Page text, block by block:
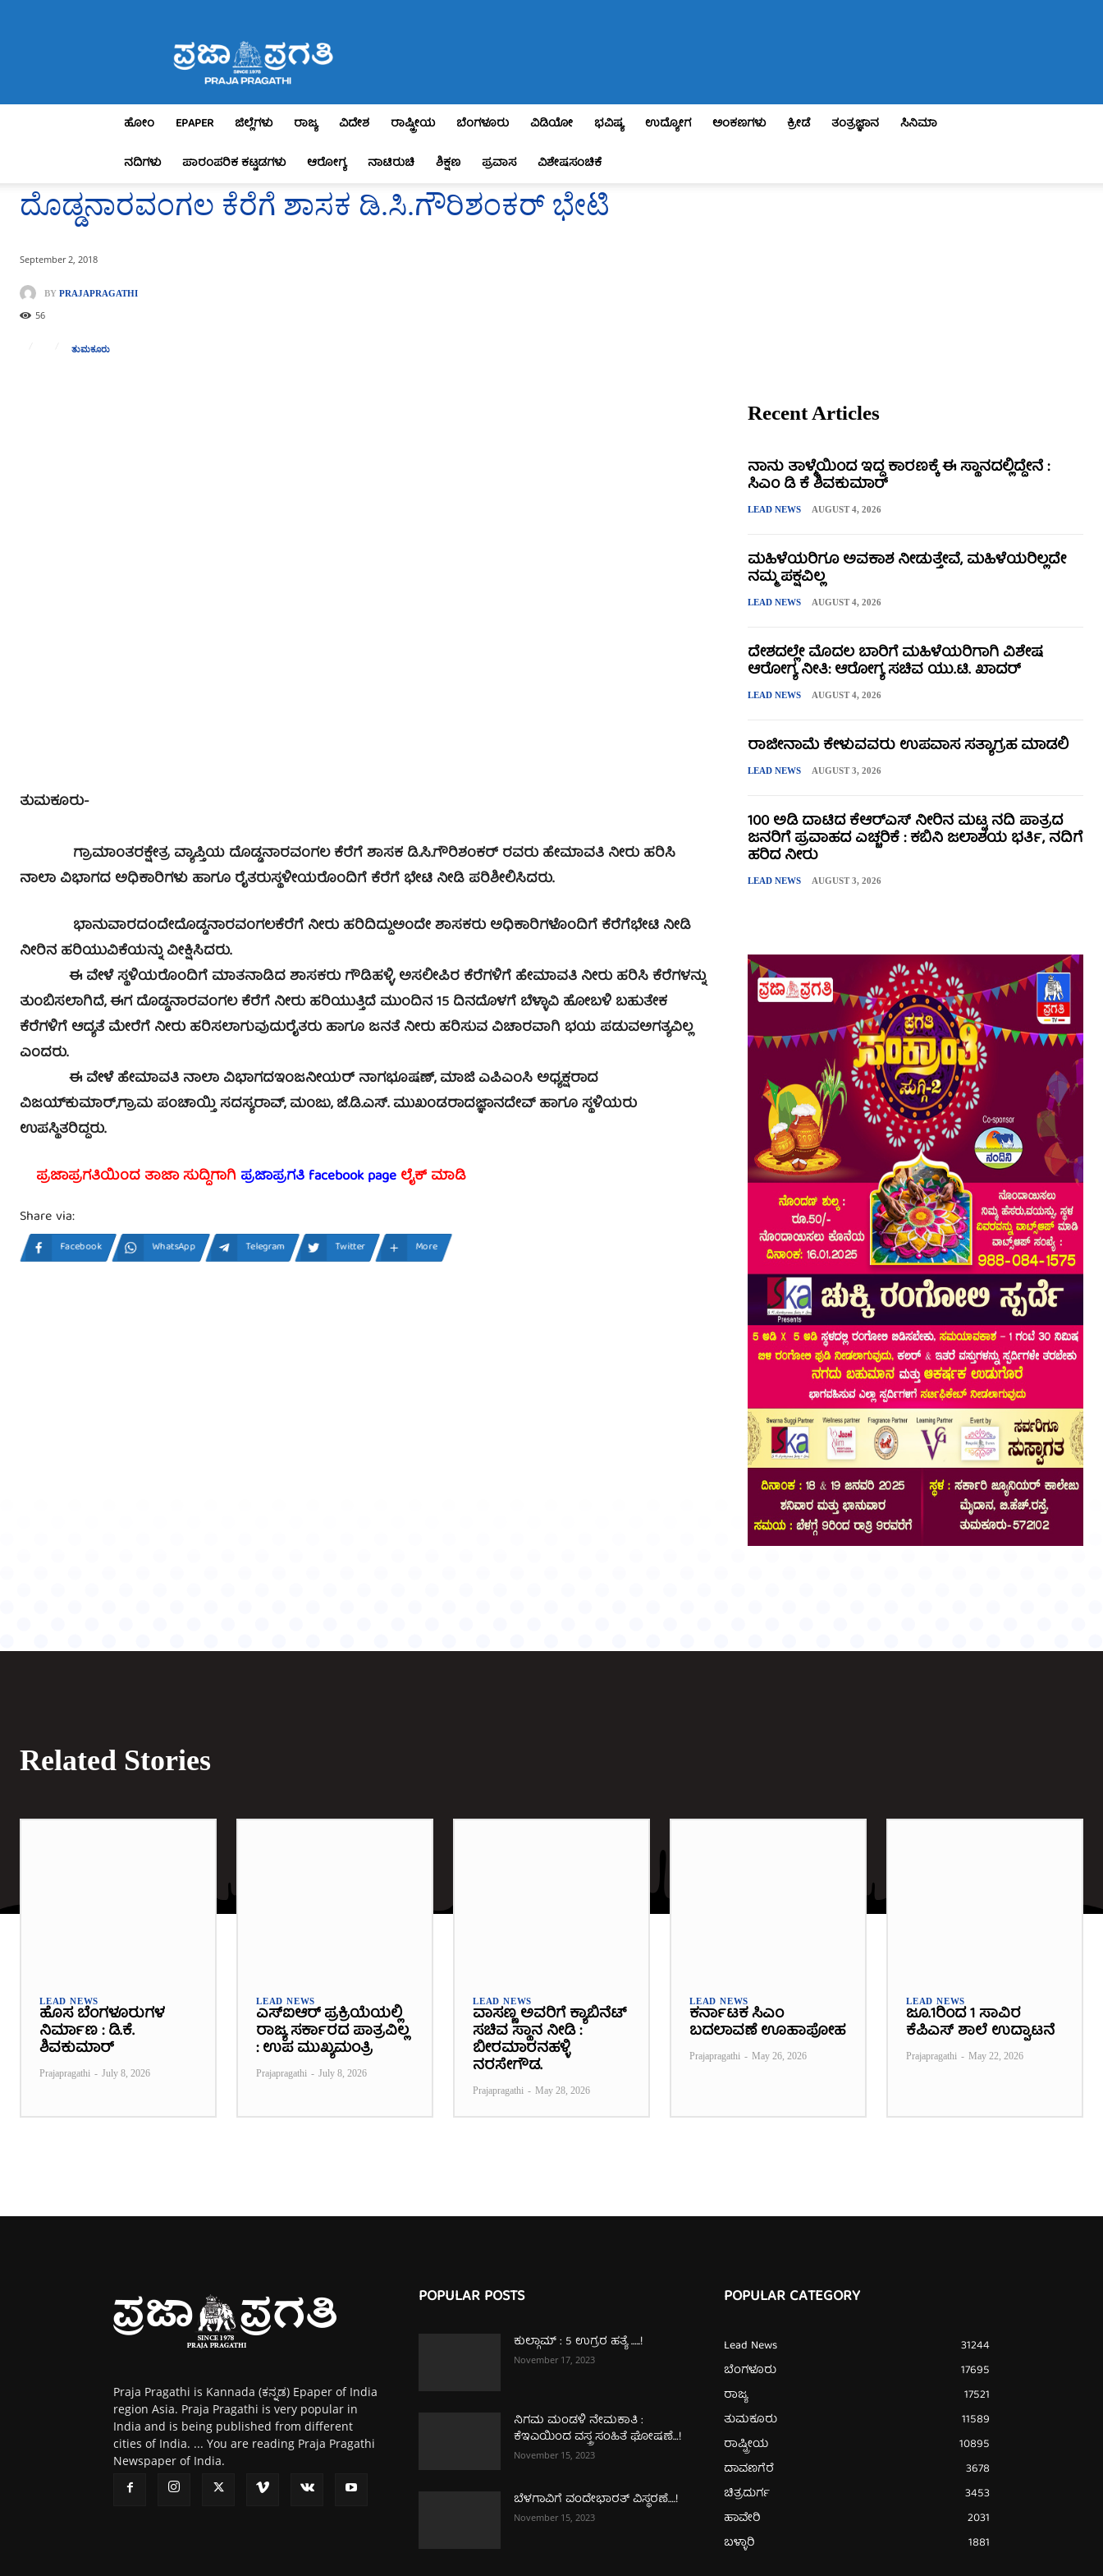
Pragathi
ಹೋಂ EPAPER ಜಿಲ್ಲೆಗಳು ರಾಜ್ಯ ವಿದೇಶ ರಾಷ್ಟ್ರೀಯ ಬೆಂಗಳೂರು ವಿಡಿಯೋ ಭವಿಷ್ಯ ಉದ್ಯೋಗ ಅಂಕಣಗಳು ಕ್ರೀಡೆ ತಂತ್ರಜ್ಞಾನ
ಸಿನಿಮಾ
ನದಿಗಳು
ಪಾರಂಪರಿಕ ಕಟ್ಟಡಗಳು ಆರೋಗ್ಯ ನಾಟಿರುಚಿ ಶಿಕ್ಷಣ ಪ್ರವಾಸ ವಿಶೇಷಸಂಚಿಕೆ
ದೊಡ್ಡನಾರವಂಗಲ ಕೆರೆಗೆ ಶಾಸಕ ಡಿ.ಸಿ.ಗೌರಿಶಂಕರ್ ಭೇಟಿ
September 2, 2018
BY PRAJAPRAGATHI
56
ತುಮಕೂರು
ತುಮಕೂರು-
ಗ್ರಾಮಾಂತರಕ್ಷೇತ್ರ ವ್ಯಾಪ್ತಿಯ ದೊಡ್ಡನಾರವಂಗಲ ಕೆರೆಗೆ ಶಾಸಕ ಡಿ.ಸಿ.ಗೌರಿಶಂಕರ್ ರವರು ಹೇಮಾವತಿ ನೀರು ಹರಿಸಿ
ನಾಲಾ ವಿಭಾಗದ ಅಧಿಕಾರಿಗಳು ಹಾಗೂ ರೈತರುಸ್ಥಳೀಯರೊಂದಿಗೆ ಕೆರೆಗೆ ಭೇಟಿ ನೀಡಿ ಪರಿಶೀಲಿಸಿದರು.
ಭಾನುವಾರದಂದೇದೊಡ್ಡನಾರವಂಗಲಕೆರೆಗೆ ನೀರು ಹರಿದಿದ್ದುಅಂದೇ ಶಾಸಕರು ಅಧಿಕಾರಿಗಳೊಂದಿಗೆ ಕೆರೆಗೆಭೇಟಿ ನೀಡಿ
ನೀರಿನ ಹರಿಯುವಿಕೆಯನ್ನು ವೀಕ್ಷಿಸಿದರು.
ಈ ವೇಳೆ ಸ್ಥಳಿಯರೊಂದಿಗೆ ಮಾತನಾಡಿದ ಶಾಸಕರು ಗೌಡಿಹಳ್ಳಿ, ಅಸಲೀಪಿರ ಕೆರೆಗಳಿಗೆ ಹೇಮಾವತಿ ನೀರು ಹರಿಸಿ ಕೆರೆಗಳನ್ನು
ತುಂಬಿಸಲಾಗಿದೆ, ಈಗ ದೊಡ್ಡನಾರವಂಗಲ ಕೆರೆಗೆ ನೀರು ಹರಿಯುತ್ತಿದೆ ಮುಂದಿನ 15 ದಿನದೊಳಗೆ ಬೆಳ್ಳಾವಿ ಹೋಬಳಿ ಬಹುತೇಕ
ಕೆರೆಗಳಿಗೆ ಆದ್ಯತೆ ಮೇರೆಗೆ ನೀರು ಹರಿಸಲಾಗುವುದುರೈತರು ಹಾಗೂ ಜನತೆ ನೀರು ಹರಿಸುವ ವಿಚಾರವಾಗಿ ಭಯ ಪಡುವಅಗತ್ಯವಿಲ್ಲ
ಎಂದರು.
ಈ ವೇಳೆ ಹೇಮಾವತಿ ನಾಲಾ ವಿಭಾಗದಇಂಜನೀಯರ್ ನಾಗಭೂಷಣ್, ಮಾಜಿ ಎಪಿಎಂಸಿ ಅಧ್ಯಕ್ಷರಾದ
ವಿಜಯ್‍ಕುಮಾರ್,ಗ್ರಾಮ ಪಂಚಾಯ್ತಿ ಸದಸ್ಯರಾವ್, ಮಂಜು, ಜೆ.ಡಿ.ಎಸ್. ಮುಖಂಡರಾದಜ್ಞಾನದೇವ್ ಹಾಗೂ ಸ್ಥಳಿಯರು
ಉಪಸ್ಥಿತರಿದ್ದರು.
ಪ್ರಜಾಪ್ರಗತಿಯಿಂದ ತಾಜಾ ಸುದ್ದಿಗಾಗಿ ಪ್ರಜಾಪ್ರಗತಿ facebook page ಲೈಕ್ ಮಾಡಿ
Share via:
Facebook WhatsApp Telegram Twitter More
Recent Articles
ನಾನು ತಾಳ್ಮೆಯಿಂದ ಇದ್ದ ಕಾರಣಕ್ಕೆ ಈ ಸ್ಥಾನದಲ್ಲಿದ್ದೇನೆ :
ಸಿಎಂ ಡಿ ಕೆ ಶಿವಕುಮಾರ್
LEAD NEWS AUGUST 4, 2026
ಮಹಿಳೆಯರಿಗೂ ಅವಕಾಶ ನೀಡುತ್ತೇವೆ, ಮಹಿಳೆಯರಿಲ್ಲದೇ
ನಮ್ಮ ಪಕ್ಷವಿಲ್ಲ
LEAD NEWS AUGUST 4, 2026
ದೇಶದಲ್ಲೇ ಮೊದಲ ಬಾರಿಗೆ ಮಹಿಳೆಯರಿಗಾಗಿ ವಿಶೇಷ
ಆರೋಗ್ಯ ನೀತಿ: ಆರೋಗ್ಯ ಸಚಿವ ಯು.ಟಿ. ಖಾದರ್
LEAD NEWS AUGUST 4, 2026
ರಾಜೀನಾಮೆ ಕೇಳುವವರು ಉಪವಾಸ ಸತ್ಯಾಗ್ರಹ ಮಾಡಲಿ
LEAD NEWS AUGUST 3, 2026
100 ಅಡಿ ದಾಟಿದ ಕೆಆರ್‌ಎಸ್ ನೀರಿನ ಮಟ್ಟ ನದಿ ಪಾತ್ರದ
ಜನರಿಗೆ ಪ್ರವಾಹದ ಎಚ್ಚರಿಕೆ : ಕಬಿನಿ ಜಲಾಶಯ ಭರ್ತಿ, ನದಿಗೆ
ಹರಿದ ನೀರು
LEAD NEWS AUGUST 3, 2026
Related Stories
LEAD NEWS
ಹೊಸ ಬೆಂಗಳೂರುಗಳ
ನಿರ್ಮಾಣ : ಡಿ.ಕೆ.
ಶಿವಕುಮಾರ್
Prajapragathi - July 8, 2026
LEAD NEWS
ಎಸ್‌ಐಆರ್ ಪ್ರಕ್ರಿಯೆಯಲ್ಲಿ
ರಾಜ್ಯ ಸರ್ಕಾರದ ಪಾತ್ರವಿಲ್ಲ
: ಉಪ ಮುಖ್ಯಮಂತ್ರಿ
Prajapragathi - July 8, 2026
LEAD NEWS
ವಾಸಣ್ಣ ಅವರಿಗೆ ಕ್ಯಾಬಿನೆಟ್
ಸಚಿವ ಸ್ಥಾನ ನೀಡಿ :
ಬೀರಮಾರನಹಳ್ಳಿ
ನರಸೇಗೌಡ.
Prajapragathi - May 28, 2026
LEAD NEWS
ಕರ್ನಾಟಕ ಸಿಎಂ
ಬದಲಾವಣೆ ಊಹಾಪೋಹ
Prajapragathi - May 26, 2026
LEAD NEWS
ಜೂ.1ರಿಂದ 1 ಸಾವಿರ
ಕೆಪಿಎಸ್ ಶಾಲೆ ಉದ್ಘಾಟನೆ
Prajapragathi - May 22, 2026
Praja Pragathi is Kannada (ಕನ್ನಡ) Epaper of India
region Asia. Praja Pragathi is very popular in
India and is being published from different
cities of India. ... You are reading Praja Pragathi
Newspaper of India.
POPULAR POSTS
ಕುಲ್ಗಾಮ್‌ : 5 ಉಗ್ರರ ಹತ್ಯೆ …..!
November 17, 2023
ನಿಗಮ ಮಂಡಳಿ ನೇಮಕಾತಿ :
ಕೆಇಎಯಿಂದ ವಸ್ತ್ರ ಸಂಹಿತೆ ಘೋಷಣೆ…!
November 15, 2023
ಬೆಳಗಾವಿಗೆ ವಂದೇಭಾರತ್‌ ವಿಸ್ಥರಣೆ….!
November 15, 2023
POPULAR CATEGORY
Lead News
31244
ಬೆಂಗಳೂರು
17695
ರಾಜ್ಯ
17521
ತುಮಕೂರು
11589
ರಾಷ್ಟ್ರೀಯ
10895
ದಾವಣಗೆರೆ
3678
ಚಿತ್ರದುರ್ಗ
3453
ಹಾವೇರಿ
2031
ಬಳ್ಳಾರಿ
1881